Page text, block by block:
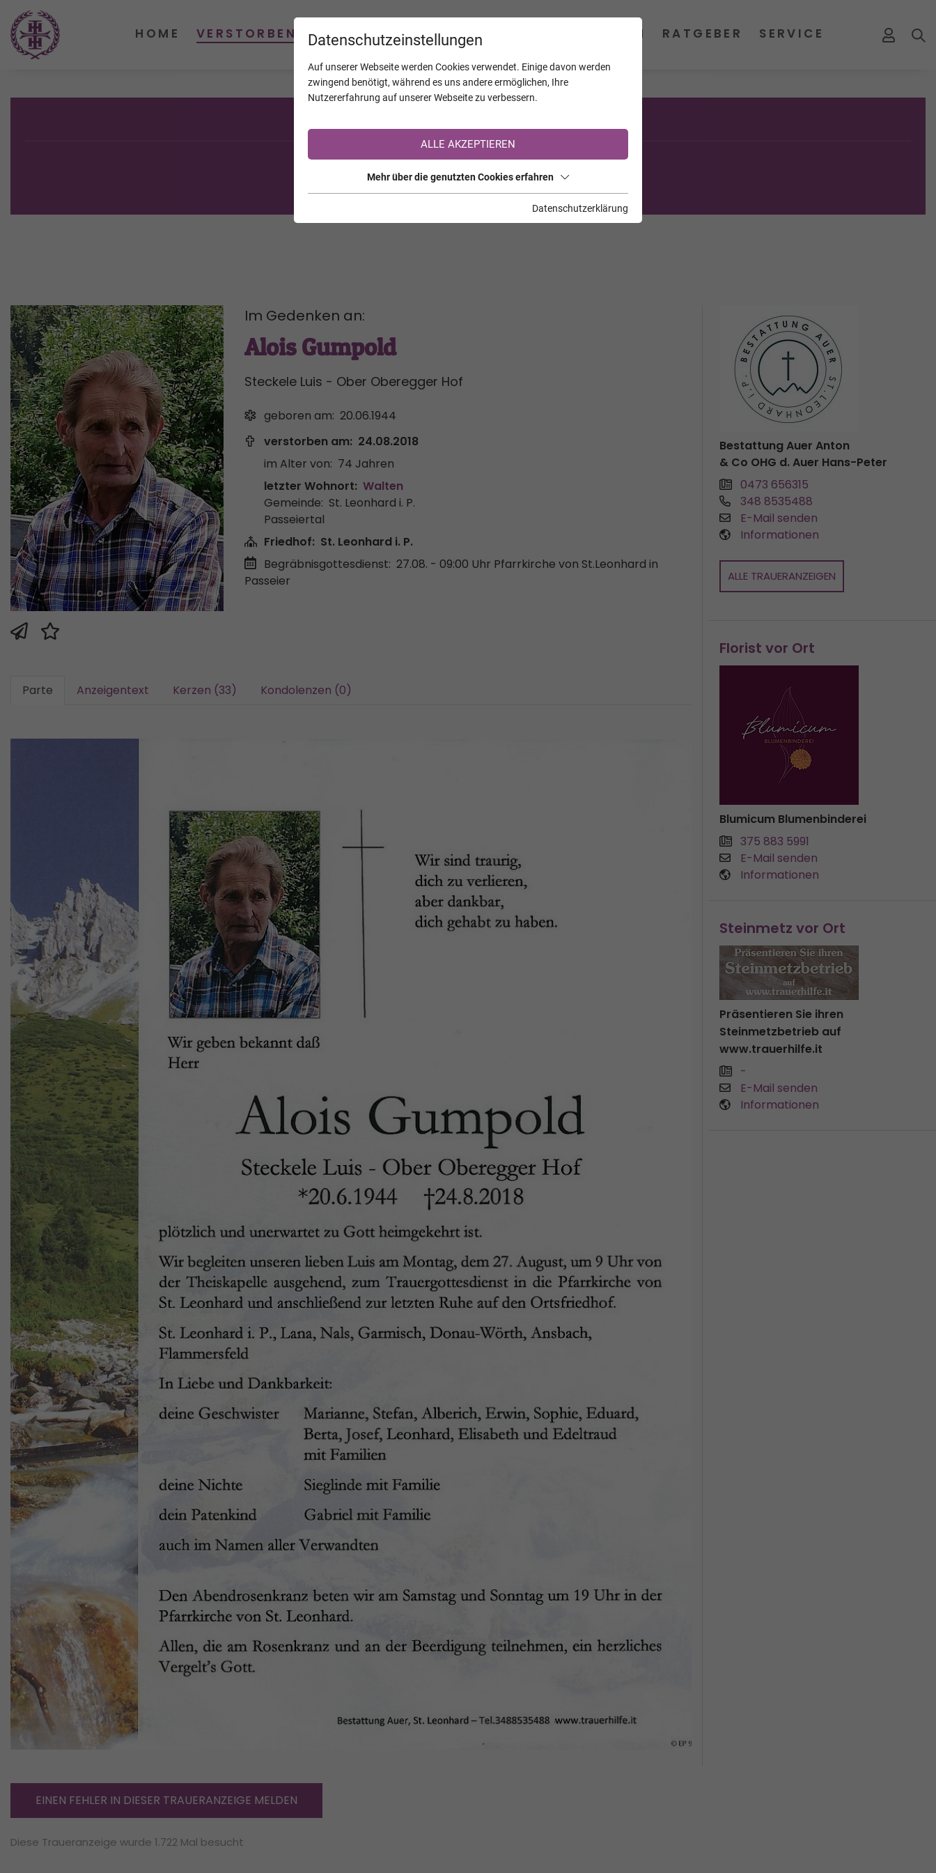
Sie sind noch nicht auf TrauerHilfe.it registriert?
>> zur kostenlosen Registrierung <<
Im Gedenken an:
Alois Gumpold
Steckele Luis - Ober Oberegger Hof
geboren am: 20.06.1944
verstorben am: 24.08.2018
im Alter von: 74 Jahren
letzter Wohnort: Walten
Gemeinde: St. Leonhard i. P.
Passeiertal
Friedhof: St. Leonhard i. P.
Begräbnisgottesdienst: 27.08. - 09:00 Uhr Pfarrkirche von St.Leonhard in
Passeier
Parte Anzeigentext Kerzen (33) Kondolenzen (0)
Bestattung Auer Anton
& Co OHG d. Auer Hans-Peter
0473 656315
348 8535488
E-Mail senden
Informationen
ALLE TRAUERANZEIGEN
Florist vor Ort
Blumicum Blumenbinderei
375 883 5991
E-Mail senden
Informationen
Steinmetz vor Ort
Präsentieren Sie ihren
Steinmetzbetrieb auf
www.trauerhilfe.it
-
E-Mail senden
Informationen
EINEN FEHLER IN DIESER TRAUERANZEIGE MELDEN
Diese Traueranzeige wurde 1.722 Mal besucht
Datenschutzeinstellungen
Auf unserer Webseite werden Cookies verwendet. Einige davon werden
zwingend benötigt, während es uns andere ermöglichen, Ihre
Nutzererfahrung auf unserer Webseite zu verbessern.
ALLE AKZEPTIEREN
Mehr über die genutzten Cookies erfahren
Datenschutzerklärung
HOME VERSTORBENE KALENDER JAHRESTAGE UNTERNEHMEN RATGEBER SERVICE